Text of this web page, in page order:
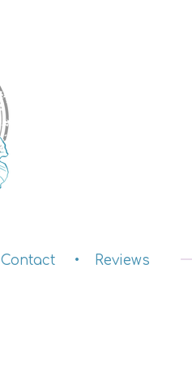
Contact Reviews